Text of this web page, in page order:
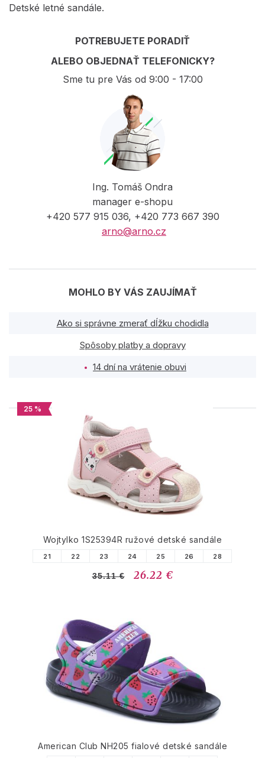
Detské letné sandále.
POTREBUJETE PORADIŤ
ALEBO OBJEDNAŤ TELEFONICKY?
Sme tu pre Vás od 9:00 - 17:00
Ing. Tomáš Ondra
manager e-shopu
+420 577 915 036, +420 773 667 390
arno@arno.cz
MOHLO BY VÁS ZAUJÍMAŤ
Ako si správne zmerať dĺžku chodidla
Spôsoby platby a dopravy
14 dní na vrátenie obuvi
PODOBNÉ PRODUKTY
25 %
Wojtylko 1S25394R ružové detské sandále
21 22 23 24 25 26 28
35.11 € 26.22 €
American Club NH205 fialové detské sandále